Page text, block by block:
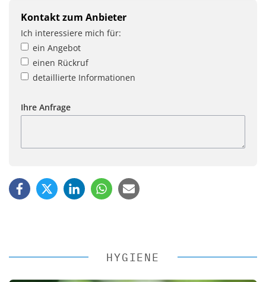
Kontakt zum Anbieter
Ich interessiere mich für:
ein Angebot
einen Rückruf
detaillierte Informationen
Ihre Anfrage
HYGIENE